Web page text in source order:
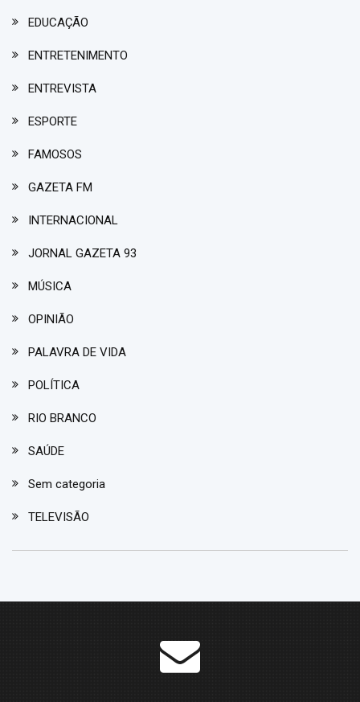
EDUCAÇÃO
ENTRETENIMENTO
ENTREVISTA
ESPORTE
FAMOSOS
GAZETA FM
INTERNACIONAL
JORNAL GAZETA 93
MÚSICA
OPINIÃO
PALAVRA DE VIDA
POLÍTICA
RIO BRANCO
SAÚDE
Sem categoria
TELEVISÃO